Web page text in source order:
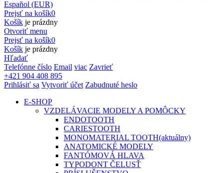
Español (EUR)
Prejsť na košík0
Košík je prázdny
Otvoriť menu
Prejsť na košík0
Košík je prázdny
Hľadať
Telefónne číslo Email viac Zavrieť
+421 904 408 895
Prihlásiť sa Vytvoriť účet Zabudnuté heslo
E-SHOP
VZDELÁVACIE MODELY A POMÔCKY
ENDOTOOTH
CARIESTOOTH
MONOMATERIAL TOOTH(aktuálny)
ANATOMICKÉ MODELY
FANTÓMOVÁ HLAVA
TYPODONT ČELUSŤ